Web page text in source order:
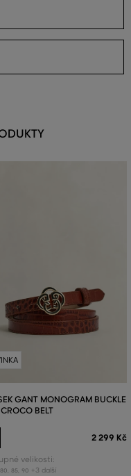
GANT MONOGRAM BUCKLE
BELT
2 299 Kč
velikosti:
80 85 90 +3 další